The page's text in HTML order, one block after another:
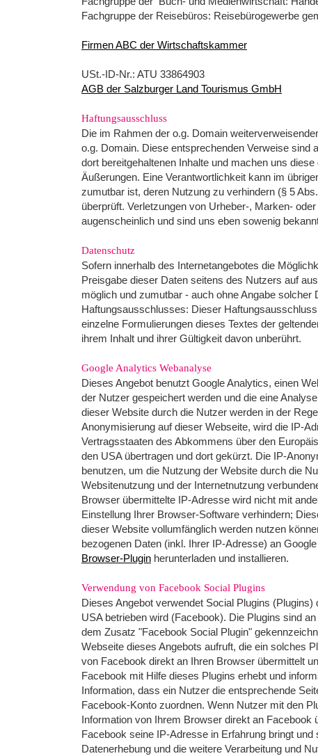
Fachgruppe der Reisebüros: Reisebürogewerbe
Firmen ABC der Wirtschaftskammer
USt.-ID-Nr.: ATU 33864903
AGB der Salzburger Land Tourismus GmbH
Haftungsausschluss
Die im Rahmen der o.g. Domain
o.g. Domain. Diese entsprechenden Verweise sind
dort bereitgehaltenen Inhalte und machen uns
Äußerungen. Eine Verantwortlichkeit kann im
zumutbar ist, deren Nutzung zu verhindern (§ 5
überprüft. Verletzungen von Urheber-, Marken-
augenscheinlich und sind uns eben sowenig
Datenschutz
Sofern innerhalb des Internetangebotes die
Preisgabe dieser Daten seitens des Nutzers auf
möglich und zumutbar - auch ohne Angabe
Haftungsausschlusses: Dieser
einzelne Formulierungen dieses Textes der
ihrem Inhalt und ihrer Gültigkeit davon unberührt.
Google Analytics Webanalyse
Dieses Angebot benutzt Google Analytics, einen
der Nutzer gespeichert werden und die eine
dieser Website durch die Nutzer werden in der
Anonymisierung auf dieser Webseite, wird die IP-
Vertragsstaaten des Abkommens über den
den USA übertragen und dort gekürzt. Die IP-
benutzen, um die Nutzung der Website durch die
Websitenutzung und der Internetnutzung
Browser übermittelte IP-Adresse wird nicht mit
Einstellung Ihrer Browser-Software verhindern;
dieser Website vollumfänglich werden nutzen
bezogenen Daten (inkl. Ihrer IP-Adresse) an
Browser-Plugin herunterladen und installieren.
Verwendung von Facebook Social Plugins
Dieses Angebot verwendet Social Plugins
USA betrieben wird (Facebook). Die Plugins sind
dem Zusatz "Facebook Social Plugin"
Webseite dieses Angebots aufruft, die ein solches
von Facebook direkt an Ihren Browser übermittelt
Facebook mit Hilfe dieses Plugins erhebt und
Information, dass ein Nutzer die entsprechende
Facebook-Konto zuordnen. Wenn Nutzer mit den
Information von Ihrem Browser direkt an
Facebook seine IP-Adresse in Erfahrung bringt
Datenerhebung und die weitere Verarbeitung und